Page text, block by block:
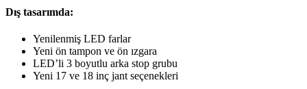
Dış tasarımda:
Yenilenmiş LED farlar
Yeni ön tampon ve ön ızgara
LED’li 3 boyutlu arka stop grubu
Yeni 17 ve 18 inç jant seçenekleri